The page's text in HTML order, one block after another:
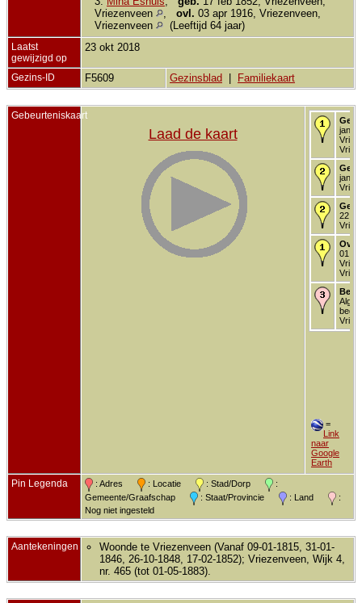
Vriezenveen
ovl. 03 apr 1916, Vriezenveen,
Vriezenveen
(Leeftijd 64 jaar)
Laatst
gewijzigd op
23 okt 2018
Gezins-ID F5609 Gezinsblad Familiekaart
Gebeurteniskaart
Laad de kaart
jan
jan
22
01
Alg.
=
Link
naar
Google
Earth
Pin Legenda : Adres : Locatie : Stad/Dorp
:
Gemeente/Graafschap
: Staat/Provincie : Land
:
Nog niet ingesteld
Aantekeningen
Woonde te Vriezenveen (Vanaf 09-01-1815, 31-01-
1846, 26-10-1848, 17-02-1852); Vriezenveen, Wijk 4,
nr. 465 (tot 01-05-1883).